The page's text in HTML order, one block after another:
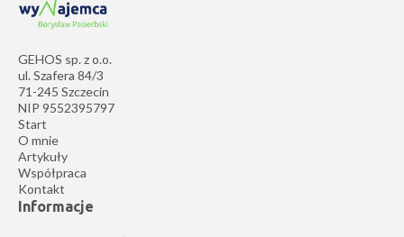
GEHOS sp. z o.o.
ul. Szafera 84/3
71-245 Szczecin
NIP 9552395797
Start
O mnie
Artykuły
Współpraca
Kontakt
Informacje